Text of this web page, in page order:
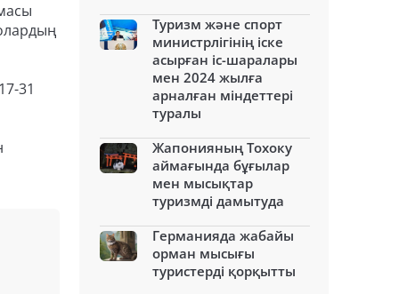
31
Туризм және спорт
министрлігінің іске
асырған іс-шаралары
мен 2024 жылға
арналған міндеттері
туралы
Жапонияның Тохоку
аймағында бұғылар
мен мысықтар
туризмді дамытуда
Германияда жабайы
орман мысығы
туристерді қорқытты